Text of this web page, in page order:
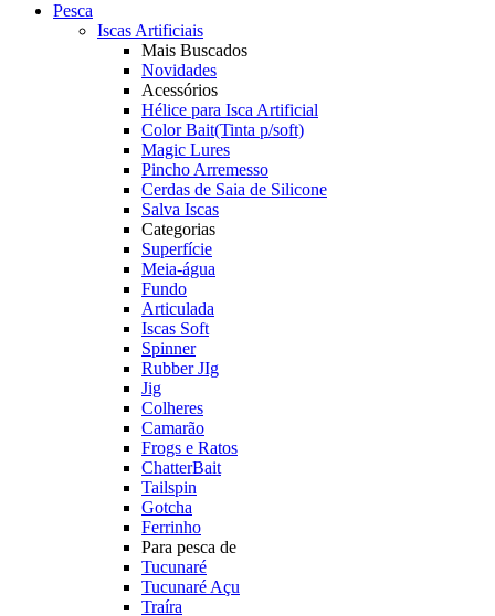
Pesca
Iscas Artificiais
Mais Buscados
Novidades
Acessórios
Hélice para Isca Artificial
Color Bait(Tinta p/soft)
Magic Lures
Pincho Arremesso
Cerdas de Saia de Silicone
Salva Iscas
Categorias
Superfície
Meia-água
Fundo
Articulada
Iscas Soft
Spinner
Rubber JIg
Jig
Colheres
Camarão
Frogs e Ratos
ChatterBait
Tailspin
Gotcha
Ferrinho
Para pesca de
Tucunaré
Tucunaré Açu
Traíra